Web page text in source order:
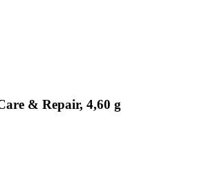
& Repair, 4,60 g